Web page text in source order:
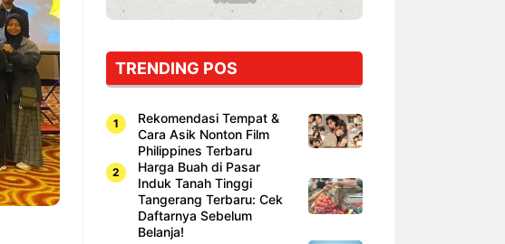
Wajib
Dicoba,
Bukan
Cuma
Sushi!
TRENDING POS
Rekomendasi Tempat &
Cara Asik Nonton Film
Philippines Terbaru
Harga Buah di Pasar
Induk Tanah Tinggi
Tangerang Terbaru: Cek
Daftarnya Sebelum
Belanja!